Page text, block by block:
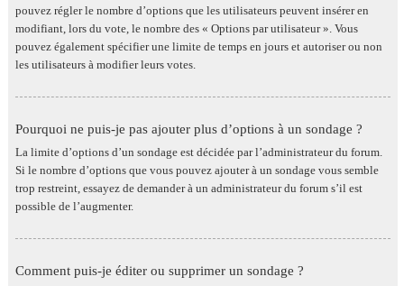
pouvez régler le nombre d’options que les utilisateurs peuvent insérer en
modifiant, lors du vote, le nombre des « Options par utilisateur ». Vous
pouvez également spécifier une limite de temps en jours et autoriser ou non
les utilisateurs à modifier leurs votes.
Pourquoi ne puis-je pas ajouter plus d’options à un sondage ?
La limite d’options d’un sondage est décidée par l’administrateur du forum.
Si le nombre d’options que vous pouvez ajouter à un sondage vous semble
trop restreint, essayez de demander à un administrateur du forum s’il est
possible de l’augmenter.
Comment puis-je éditer ou supprimer un sondage ?